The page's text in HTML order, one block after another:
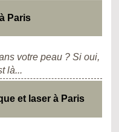
Paris
votre peau ? Si oui,
là...
et laser à Paris